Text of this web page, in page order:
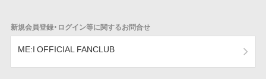
新規会員登録・ログイン等に関するお問合せ
ME:I OFFICIAL FANCLUB